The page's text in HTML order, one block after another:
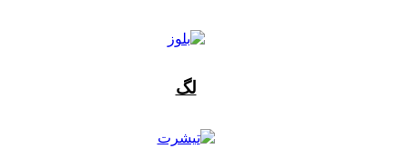
لگ